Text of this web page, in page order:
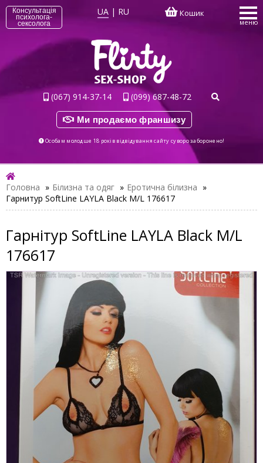
Консультація
психолога-
сексолога
UA | RU Кошик
меню
(067) 914-37-14 (099) 687-48-72
Ми продаємо франшизу
Особам молодше 18 років відвідування сайту суворо заборонено!
Головна » Білизна та одяг » Еротична білизна »
Гарнитур SoftLine LAYLA Black M/L 176617
Гарнітур SoftLine LAYLA Black M/L
176617